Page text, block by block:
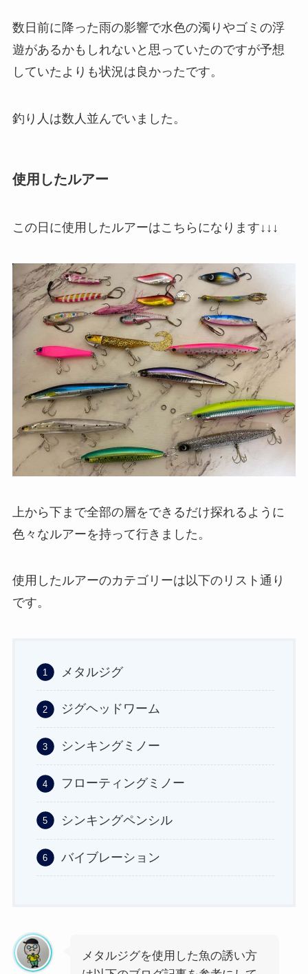
数日前に降った雨の影響で水色の濁りやゴミの浮
遊があるかもしれないと思っていたのですが予想
していたよりも状況は良かったです。
釣り人は数人並んでいました。
使用したルアー
この日に使用したルアーはこちらになります↓↓↓
上から下まで全部の層をできるだけ探れるように
色々なルアーを持って行きました。
使用したルアーのカテゴリーは以下のリスト通り
です。
メタルジグ
ジグヘッドワーム
シンキングミノー
フローティングミノー
シンキングペンシル
バイブレーション
メタルジグを使用した魚の誘い方